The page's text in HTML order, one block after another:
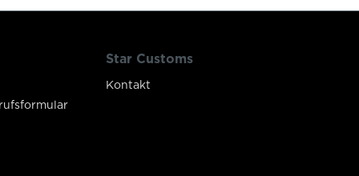
Star Customs
Kontakt